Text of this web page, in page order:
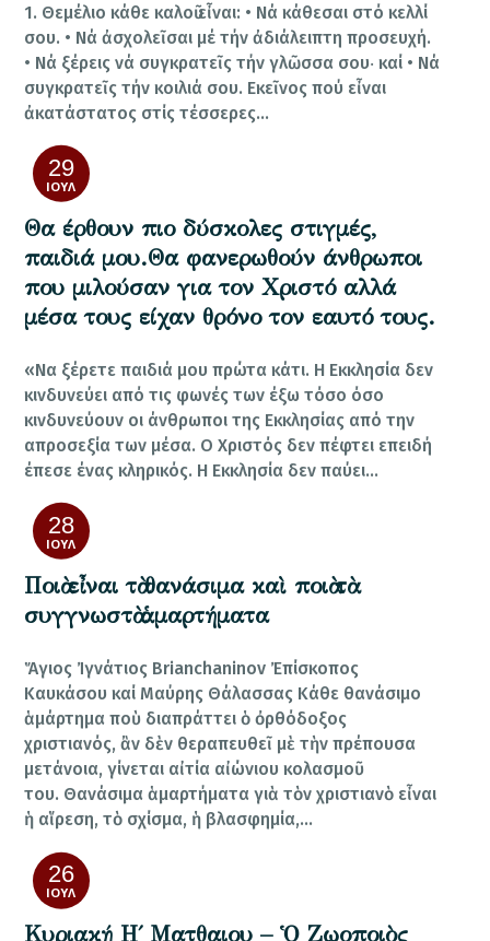
1. Θεμέλιο κάθε καλοῦ εἶναι: • Νά κάθεσαι στό κελλί
σου. • Νά ἀσχολεῖσαι μέ τήν ἀδιάλειπτη προσευχή.
• Νά ξέρεις νά συγκρατεῖς τήν γλῶσσα σου‧ καί • Νά
συγκρατεῖς τήν κοιλιά σου. Εκεῖνος πού εἶναι
ἀκατάστατος στίς τέσσερες…
29
ΙΟΎΛ
Θα έρθουν πιο δύσκολες στιγμές,
παιδιά μου.Θα φανερωθούν άνθρωποι
που μιλούσαν για τον Χριστό αλλά
μέσα τους είχαν θρόνο τον εαυτό τους.
«Να ξέρετε παιδιά μου πρώτα κάτι. Η Εκκλησία δεν
κινδυνεύει από τις φωνές των έξω τόσο όσο
κινδυνεύουν οι άνθρωποι της Εκκλησίας από την
απροσεξία των μέσα. Ο Χριστός δεν πέφτει επειδή
έπεσε ένας κληρικός. Η Εκκλησία δεν παύει…
28
ΙΟΎΛ
Ποιὰ εἶναι τὰ θανάσιμα καὶ ποιὰ τὰ
συγγνωστὰ ἁμαρτήματα
Ἅγιος Ἰγνάτιος Brianchaninov Ἐπίσκοπος
Καυκάσου καί Μαύρης Θάλασσας Κάθε θανάσιμο
ἁμάρτημα ποὺ διαπράττει ὁ ὀρθόδοξος
χριστιανός, ἂν δὲν θεραπευθεῖ μὲ τὴν πρέπουσα
μετάνοια, γίνεται αἰτία αἰώνιου κολασμοῦ
του. Θανάσιμα ἁμαρτήματα γιὰ τὸν χριστιανὸ εἶναι
ἡ αἵρεση, τὸ σχίσμα, ἡ βλασφημία,…
26
ΙΟΎΛ
Κυριακή Η΄ Ματθαιου – Ὁ Ζωοποιὸς